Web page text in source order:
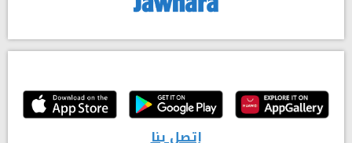
إتصل بنا